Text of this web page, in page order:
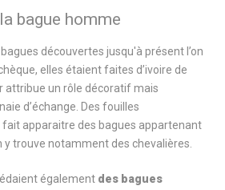
bague homme
découvertes jusqu'à présent l’on
elles étaient faites d’ivoire de
attribue un rôle décoratif mais
d’échange. Des fouilles
apparaitre des bagues appartenant
y trouve notamment des chevalières.
également des bagues